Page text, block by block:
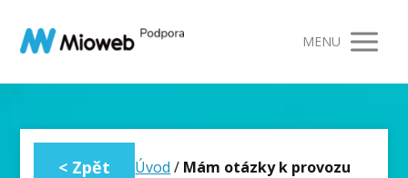
MENU
Úvod / Mám otázky k provozu